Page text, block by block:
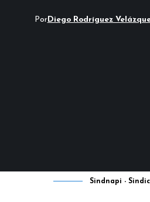
PorDiego Rodríguez
Sindnapi -